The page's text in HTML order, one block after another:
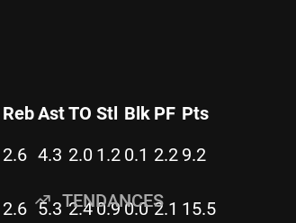
RebAstTO Stl Blk PF Pts
2.6 4.3 2.0 1.2 0.1 2.2 9.2
2.6 5.3 2.40.90.0 2.1 15.5
Denver Nuggets
WNBA
Philadelphia Sixers
TENDANCES